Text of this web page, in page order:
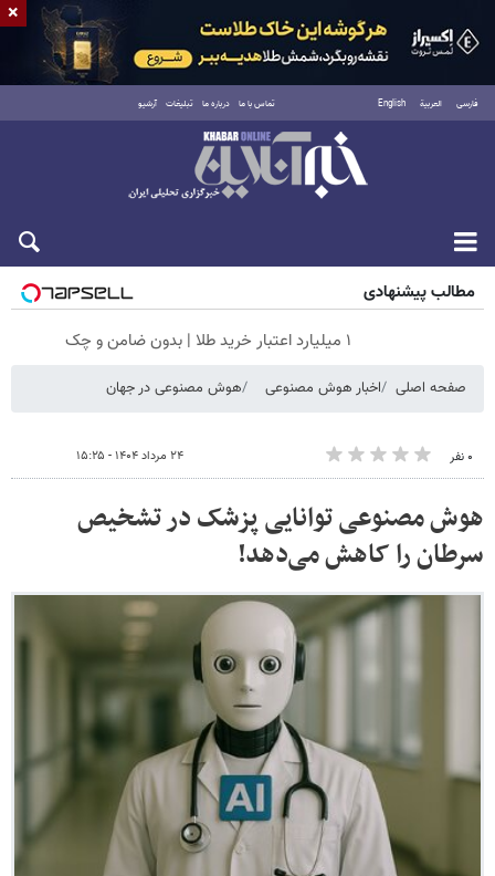
فارسی العربية English تماس با ما درباره ما تبلیغات آرشیو
پنجشنبه ۱۵ مرداد ۱۴۰۵
مطالب پیشنهادی
۱ میلیارد اعتبار خرید طلا | بدون ضامن و چک
صفحه اصلی اخبار هوش مصنوعی هوش مصنوعی در جهان
۰ نفر ۲۴ مرداد ۱۴۰۴ - ۱۵:۲۵
هوش مصنوعی توانایی پزشک در تشخیص
سرطان را کاهش می‌دهد!
×